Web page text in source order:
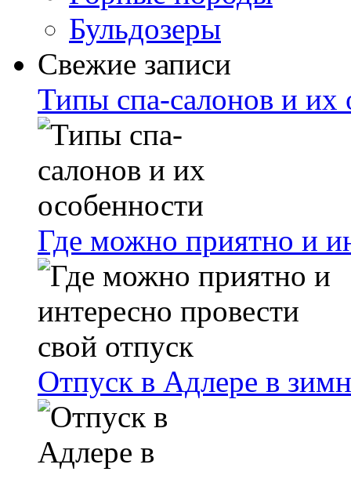
Бульдозеры
Свежие записи
Типы спа-салонов и их
Где можно приятно и
Отпуск в Адлере в